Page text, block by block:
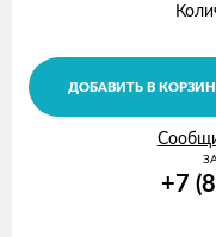
ДОБАВИТЬ В
+7